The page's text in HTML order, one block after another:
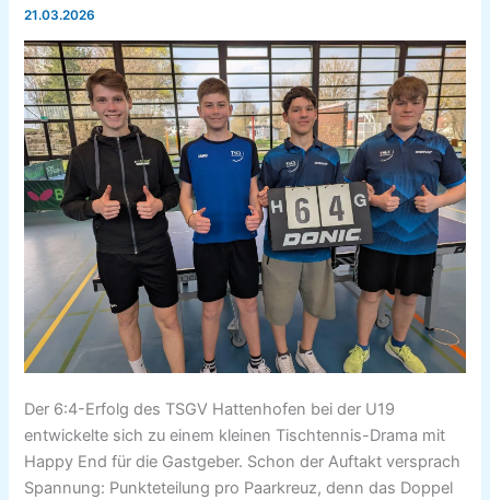
21.03.2026
Der 6:4-Erfolg des TSGV Hattenhofen bei der U19
entwickelte sich zu einem kleinen Tischtennis-Drama mit
Happy End für die Gastgeber. Schon der Auftakt versprach
Spannung: Punkteteilung pro Paarkreuz, denn das Doppel